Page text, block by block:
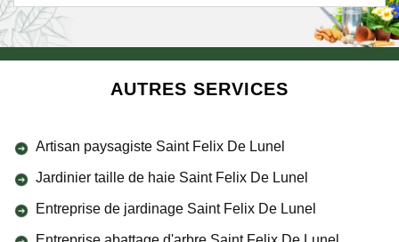
AUTRES SERVICES
Artisan paysagiste Saint Felix De Lunel
Jardinier taille de haie Saint Felix De Lunel
Entreprise de jardinage Saint Felix De Lunel